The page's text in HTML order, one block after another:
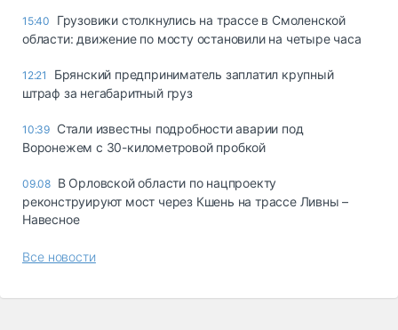
15:40
Грузовики столкнулись на трассе в Смоленской
области: движение по мосту остановили на четыре часа
12:21
Брянский предприниматель заплатил крупный
штраф за негабаритный груз
10:39 Стали известны подробности аварии под
Воронежем с 30-километровой пробкой
09.08 В Орловской области по нацпроекту
реконструируют мост через Кшень на трассе Ливны –
Навесное
Все новости